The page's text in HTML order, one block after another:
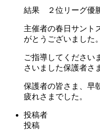
結果 ２位リーグ優
主催者の春日サント
がとうございました。
ご指導してください
さいました保護者さ
保護者の皆さま、早
疲れさまでした。
投稿者
投稿